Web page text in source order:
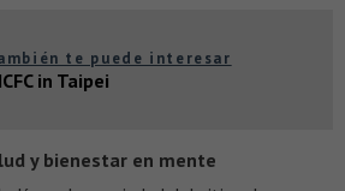
te puede interesar
in Taipei
y bienestar en mente